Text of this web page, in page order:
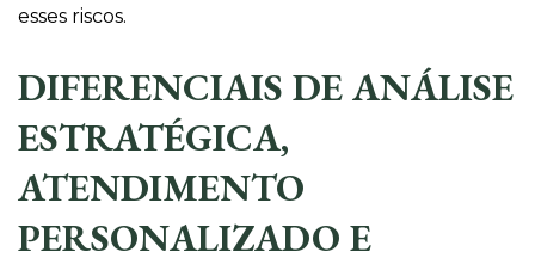
esses riscos.
DIFERENCIAIS DE ANÁLISE
ESTRATÉGICA,
ATENDIMENTO
PERSONALIZADO E